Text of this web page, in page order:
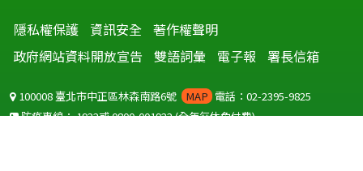
隱私權保護 資訊安全 著作權聲明
政府網站資料開放宣告
雙語詞彙 電子報 署長信箱
100008 臺北市中正區林森南路6號 MAP 電話：02-2395-9825
防疫專線：1922或0800-001922(全年無休免付費)